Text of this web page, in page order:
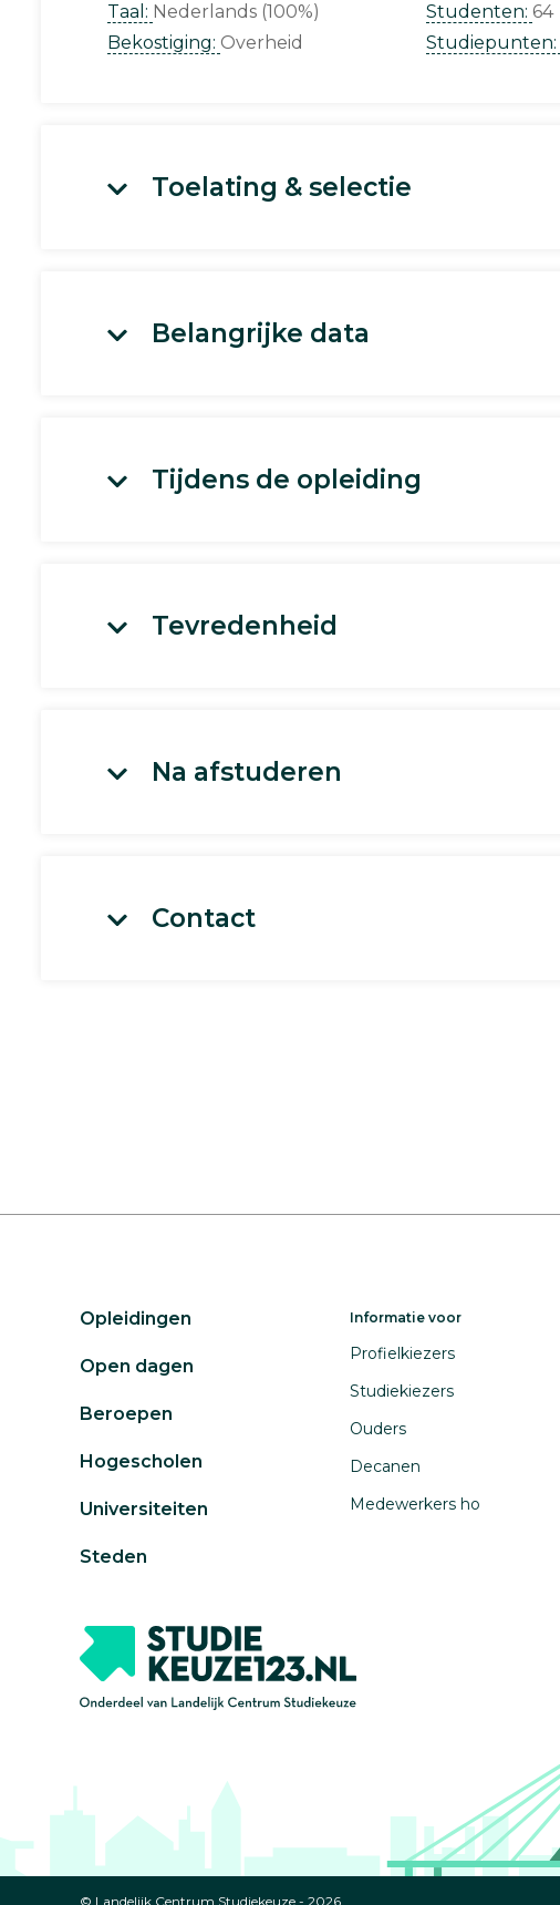
Taal: Nederlands (100%)
Bekostiging: Overheid
Studenten: 64
Studiepunten:
Toelating & selectie
Belangrijke data
Tijdens de opleiding
Tevredenheid
Na afstuderen
Contact
Opleidingen
Open dagen
Beroepen
Hogescholen
Universiteiten
Steden
Informatie voor
Profielkiezers
Studiekiezers
Ouders
Decanen
Medewerkers ho
© Landelijk Centrum Studiekeuze - 2026